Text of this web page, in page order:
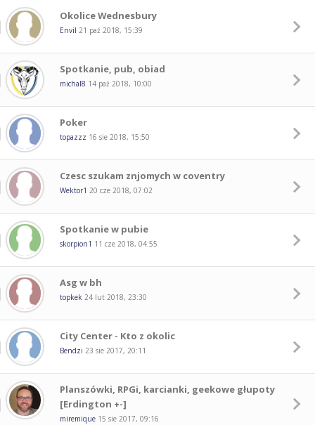
Okolice Wednesbury
Envil 21 paź 2018, 15:39
Spotkanie, pub, obiad
michal8 14 paź 2018, 10:00
Poker
topazzz 16 sie 2018, 15:50
Czesc szukam znjomych w coventry
Wektor1 20 cze 2018, 07:02
Spotkanie w pubie
skorpion1 11 cze 2018, 04:55
Asg w bh
topkek 24 lut 2018, 23:30
City Center - Kto z okolic
Bendzi 23 sie 2017, 20:11
Planszówki, RPGi, karcianki, geekowe głupoty
[Erdington +-]
miremique 15 sie 2017, 09:16